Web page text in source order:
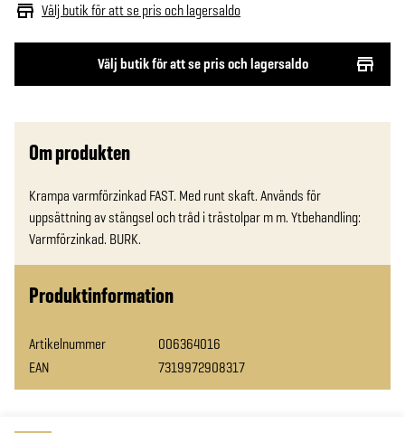
Välj butik för att se pris och lagersaldo
Välj butik för att se pris och lagersaldo
Om produkten
Krampa varmförzinkad FAST. Med runt skaft. Används för
uppsättning av stängsel och tråd i trästolpar m m. Ytbehandling:
Varmförzinkad. BURK.
Produktinformation
Artikelnummer
006364016
EAN
7319972908317